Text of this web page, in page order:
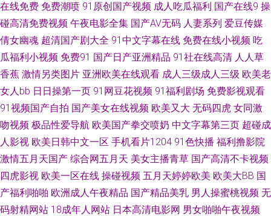
网站 午夜香蕉少妇A片视频 久久福利精品 99国产er热视频 中文字幕23页手
机 九九色热 91视频韩国限制级中文 色久悠悠成人图区 国际精品视频 91国模
97AV影院 欧美性爱综合 不卡另类 综合色图东京热 国产会所技师高跟91 91
超碰情侣 日韩无碼第一页 草草干干福利网站 无码专区无码专区 国产一卡二
区 91电影五月天网 狼人综干 91免费在线观看资源站 久久涩激情 91熟女豆
婷婷五月深深爱 久久一久久 WWW国产亚洲精品 91ncom在线观看 影音先锋
在线免费 免费潮喷 91原创国产视频 成人吃瓜福利 国产在线9 操
碰高清免费视频 午夜电影全集 国产AV无码 人妻系列 爱豆传媒
倩女幽魂 超清国产剧大全 91中文字幕在线 免费在线小视频 吃
瓜福利小视频 免费91 国产日产亚洲精品 91社在线高清 人人草
香蕉 激情另类图片 亚洲欧美在线观看 成人三级成人三级 欧美老
女人bb 日日操第一页 91网豆花视频 91福利剧场 免费影视观看
91视频国产自拍 国产美女在线视频 欧美又大 无码四虎 女同激
吻视频 极品性爱导航 欧美国产拳交喷奶 中文字幕第三页 超碰成
人影视 欧美日韩中文一区 手机看片1204 91色快播 福利撸影院
激情五月天国产 综合网五月天 美女主播青草 国产高清不卡视频
四虎影视 欧美一区在线 操碰视频 五月天婷婷欧美 欧美大BB 国
产福利啪啪 欧洲成人午夜精品 国产精品美乳 男人操蜜桃视频 无
码射精网站 18成年人网站 日本高清电影网 男女啪啪午夜视频